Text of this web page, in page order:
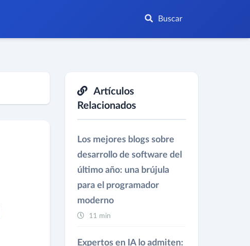
Buscar
Artículos
Relacionados
Los mejores blogs sobre
desarrollo de software del
último año: una brújula
para el programador
moderno
11 min
Expertos en IA lo admiten: